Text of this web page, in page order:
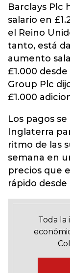
Barclays Plc
salario en
el Reino
tanto, está
aumento
£1.000
Group Plc
£1.000
Los pagos
Inglaterra
ritmo de las
semana en
precios que
rápido desde
Toda la